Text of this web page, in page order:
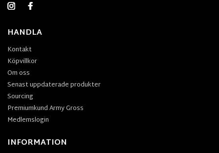
HANDLA
Kontakt
Köpvillkor
Om oss
Senast uppdaterade produkter
Sourcing
Premiumkund Army Gross
Medlemslogin
INFORMATION